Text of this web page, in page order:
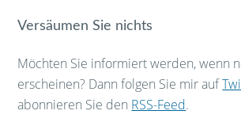
Versäumen Sie nichts
Möchten Sie informiert werden, wenn
erscheinen? Dann folgen Sie mir auf
abonnieren Sie den RSS-Feed.